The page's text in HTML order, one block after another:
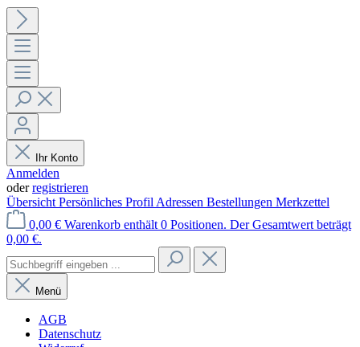
Ihr Konto
Anmelden
oderregistrieren
Übersicht Persönliches Profil Adressen Bestellungen Merkzettel
0,00 € Warenkorb enthält 0 Positionen. Der Gesamtwert beträgt
0,00 €.
Menü
AGB
Datenschutz